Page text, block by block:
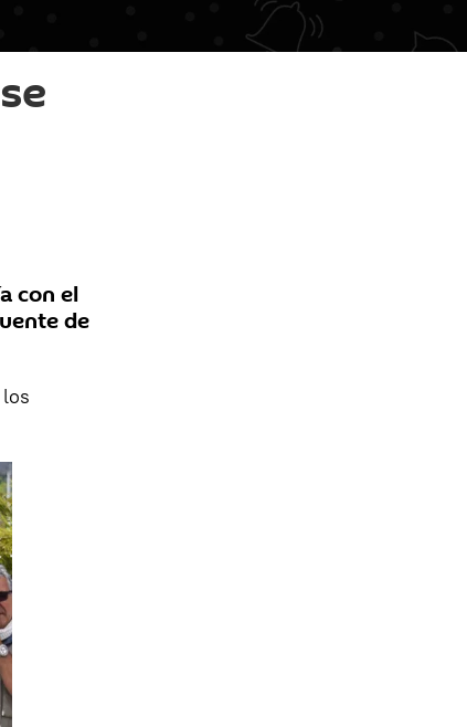
con el
de